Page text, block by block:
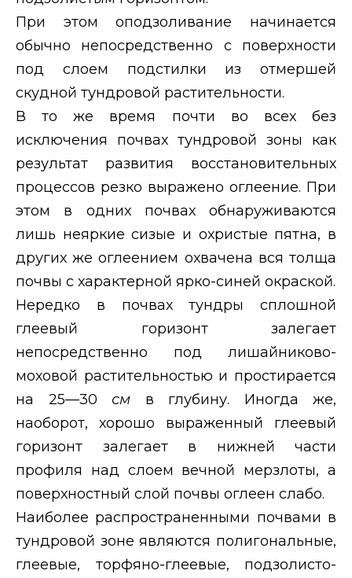
При этом оподзоливание начинается
обычно непосредственно с поверхности
под слоем подстилки из отмершей
скудной тундровой растительности.
В то же время почти во всех без
исключения почвах тундровой зоны как
результат развития восстановительных
процессов резко выражено оглеение. При
этом в одних почвах обнаруживаются
лишь неяркие сизые и охристые пятна, в
других же оглеением охвачена вся толща
почвы с характерной ярко-синей окраской.
Нередко в почвах тундры сплошной
глеевый горизонт залегает
непосредственно под лишайниково-
моховой растительностью и простирается
на 25—30 см в глубину. Иногда же,
наоборот, хорошо выраженный глеевый
горизонт залегает в нижней части
профиля над слоем вечной мерзлоты, а
поверхностный слой почвы оглеен слабо.
Наиболее распространенными почвами в
тундровой зоне являются полигональные,
глеевые, торфяно-глеевые, подзолисто-